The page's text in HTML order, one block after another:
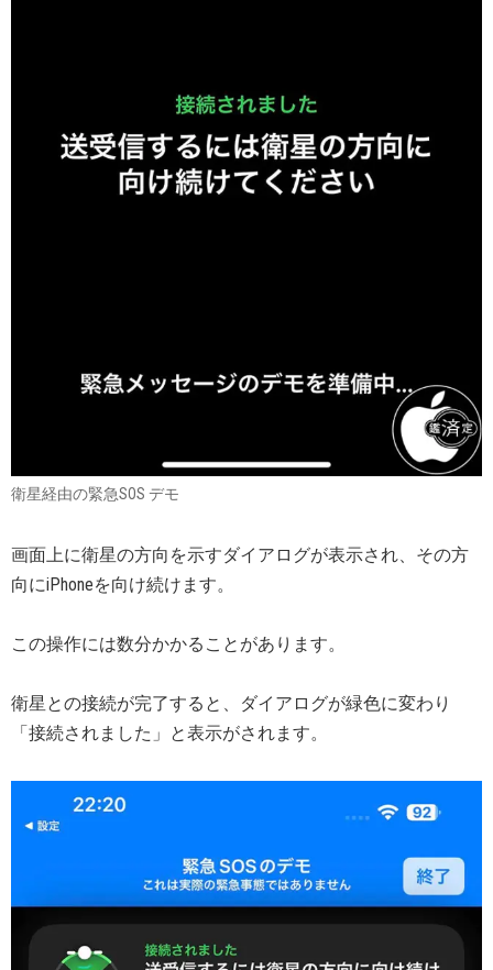
衛星経由の緊急SOS デモ
画面上に衛星の方向を示すダイアログが表示され、その方
向にiPhoneを向け続けます。
この操作には数分かかることがあります。
衛星との接続が完了すると、ダイアログが緑色に変わり
「接続されました」と表示がされます。